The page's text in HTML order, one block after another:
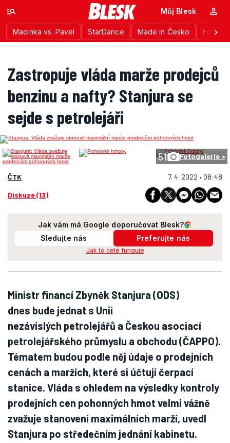
Macinka vs. Pavel StarDance Made in Česko
Můj Blesk
Zastropuje vláda marže prodejců
benzinu a nafty? Stanjura se
sejde s petrolejáři
51 Fotogalerie >
ČTK 7. 4. 2022 • 08:48
Diskuze (13)
Jak vám má Google doporučovat Blesk?
Sledujte nás
Preferujte nás
Jak to celé funguje
Ministr financí Zbyněk Stanjura (ODS)
dnes bude jednat s Unií
nezávislých petrolejářů a Českou asociací
petrolejářského průmyslu a obchodu (ČAPPO).
Tématem budou podle něj údaje o prodejních
cenách a maržích, které si účtují čerpací
stanice. Vláda s ohledem na výsledky kontroly
prodejních cen pohonných hmot velmi vážně
zvažuje stanovení maximálních marží, uvedl
Stanjura po středečním jednání kabinetu.